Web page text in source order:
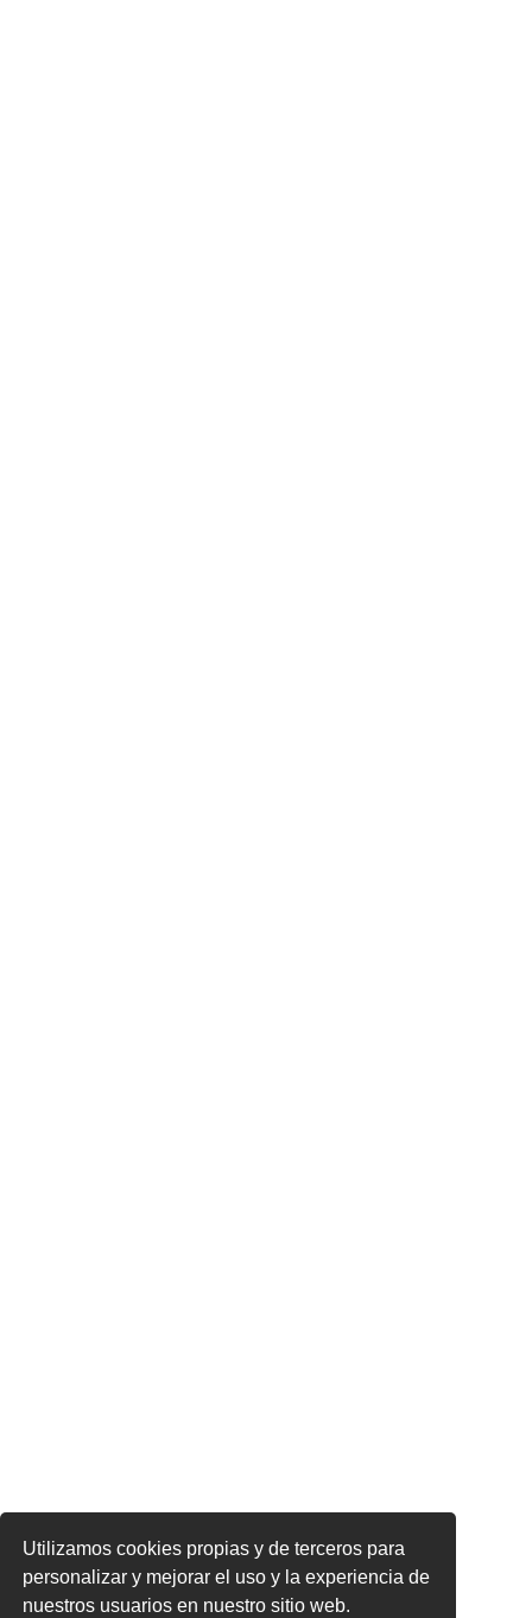
Utilizamos cookies propias y de terceros para
personalizar y mejorar el uso y la experiencia de
nuestros usuarios en nuestro sitio web.